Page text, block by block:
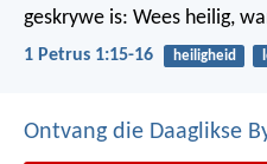
geskrywe is: Wees heilig,
1 Petrus 1:15-16 heiligheid
Ontvang die Daaglikse